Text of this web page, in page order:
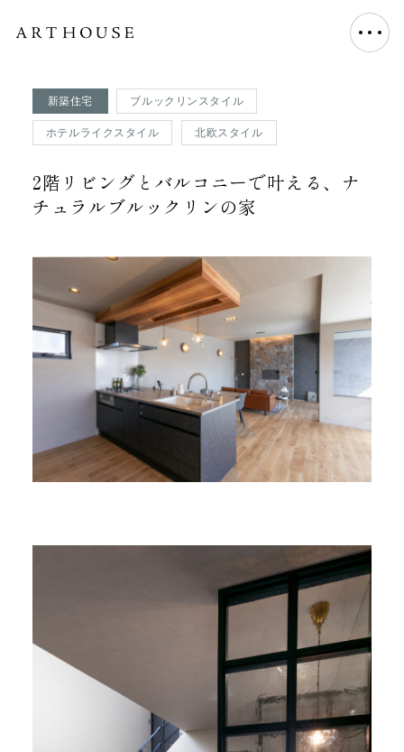
新築住宅 ブルックリンスタイル
ホテルライクスタイル 北欧スタイル
2階リビングとバルコニーで叶える、ナ
チュラルブルックリンの家